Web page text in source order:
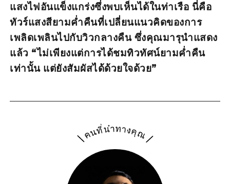
แสงไฟอันแข็งแกร่งซึ่งพบเห็นได้ในท่าเรือ นี่คือ
ทัวร์แสงสียามค่ำคืนที่เปลี่ยนแนวคิดของการ
เพลิดเพลินไปกับวิวกลางคืน ซึ่งคุณมารุนำแสดง
แล้ว “ไม่เพียงแต่การได้ชมทิวทัศน์ยามค่ำคืน
เท่านั้น แต่ยังสัมผัสได้ด้วยใจด้วย”